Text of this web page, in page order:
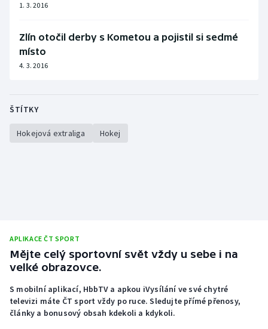
1. 3. 2016
Zlín otočil derby s Kometou a pojistil si sedmé
místo
4. 3. 2016
ŠTÍTKY
Hokejová extraliga Hokej
APLIKACE ČT SPORT
Mějte celý sportovní svět vždy u sebe i na
velké obrazovce.
S mobilní aplikací, HbbTV a apkou iVysílání ve své chytré
televizi máte ČT sport vždy po ruce. Sledujte přímé přenosy,
články a bonusový obsah kdekoli a kdykoli.